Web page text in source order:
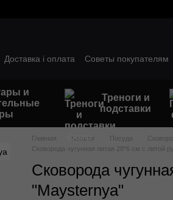
Доставка і оплата Советы покупателям
и
Треноги и
подставки
Главная Каталог Посуда
Сковорода чугунная литая 28*6 см с литой
Сковорода
"Maysternya"